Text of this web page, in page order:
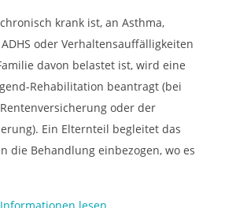
chronisch krank ist, an Asthma,
oder Verhaltens­­auffälligkeiten
davon belastet ist, wird eine
Rehabilitation beantragt (bei
oder der
Ein Elternteil begleitet das
die Behandlung einbezogen, wo es
lesen